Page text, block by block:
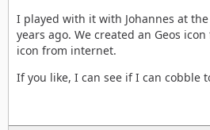
I played with it with Johannes at
years ago. We created an Geos
icon from internet.
If you like, I can see if I can cobble